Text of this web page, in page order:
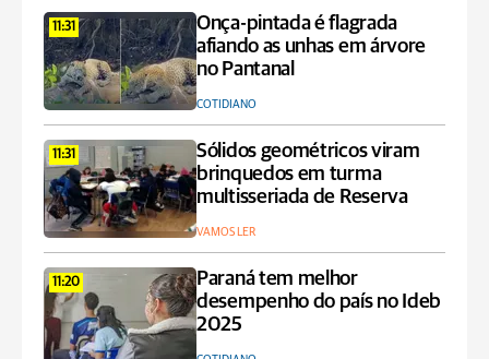
11:31
Onça-pintada é flagrada
afiando as unhas em árvore
no Pantanal
COTIDIANO
11:31
Sólidos geométricos viram
brinquedos em turma
multisseriada de Reserva
VAMOS LER
11:20
Paraná tem melhor
desempenho do país no Ideb
2025